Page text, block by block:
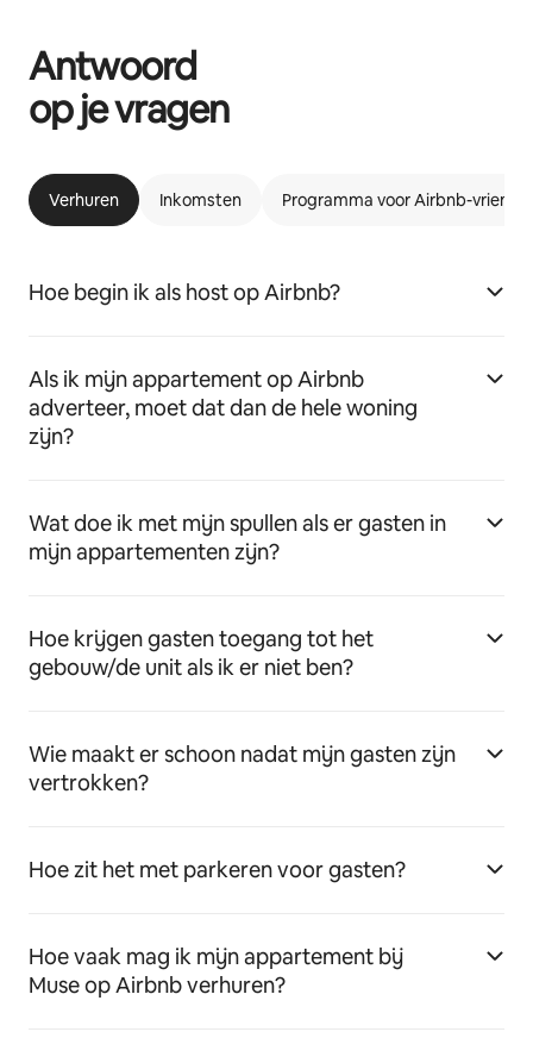
Antwoord
op je vragen
Verhuren Inkomsten Programma voor Airbnb-
Hoe begin ik als host op Airbnb?
Als ik mijn appartement op Airbnb
adverteer, moet dat dan de hele woning
zijn?
Wat doe ik met mijn spullen als er gasten in
mijn appartementen zijn?
Hoe krijgen gasten toegang tot het
gebouw/de unit als ik er niet ben?
Wie maakt er schoon nadat mijn gasten zijn
vertrokken?
Hoe zit het met parkeren voor gasten?
Hoe vaak mag ik mijn appartement bij
Muse op Airbnb verhuren?